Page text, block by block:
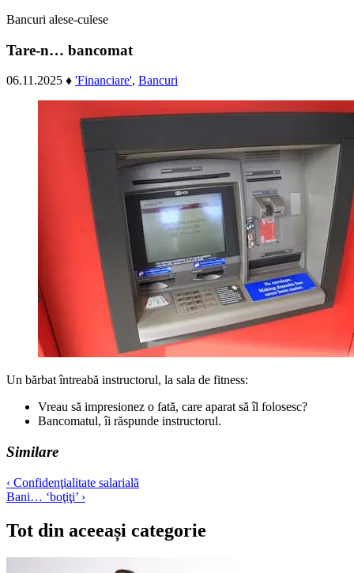
Bancuri alese-culese
Tare-n… bancomat
06.11.2025 ♦ 'Financiare', Bancuri
Un bărbat întreabă instructorul, la sala de fitness:
Vreau să impresionez o fată, care aparat să îl folosesc?
Bancomatul, îi răspunde instructorul.
Similare
Navigare
în
articole
‹ Confidenţialitate salarială
Bani… ‘boţiţi’ ›
Tot din aceeași categorie